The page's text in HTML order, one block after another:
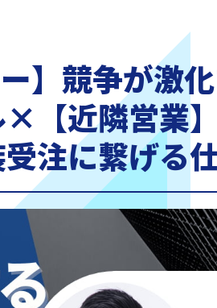
】競争が激
×【近隣営業
注に繋げる